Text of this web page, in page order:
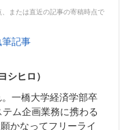
または直近の記事の寄稿時点で
記事
シヒロ）
一橋大学経済学部卒
ム企画業務に携わる
かなってフリーライ